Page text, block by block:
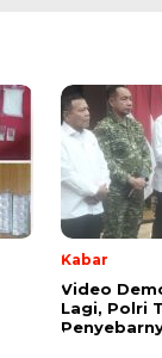
Kabar
Video
Lagi, Polri